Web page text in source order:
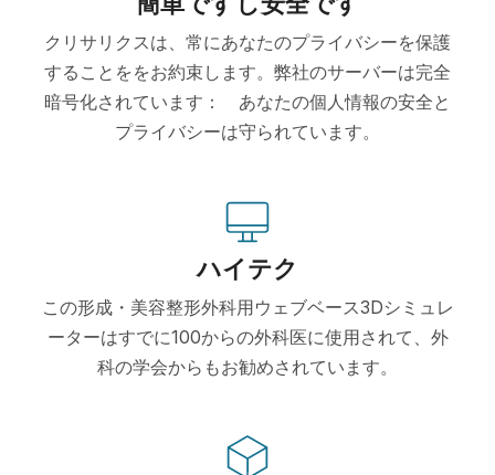
クリサリクスは、常にあなたのプライバシーを保護
することををお約束します。弊社のサーバーは完全
暗号化されています： あなたの個人情報の安全と
プライバシーは守られています。
ハイテク
この形成・美容整形外科用ウェブベース3Dシミュレ
ーターはすでに100からの外科医に使用されて、外
科の学会からもお勧めされています。